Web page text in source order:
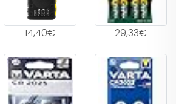
14,40€ 29,33€